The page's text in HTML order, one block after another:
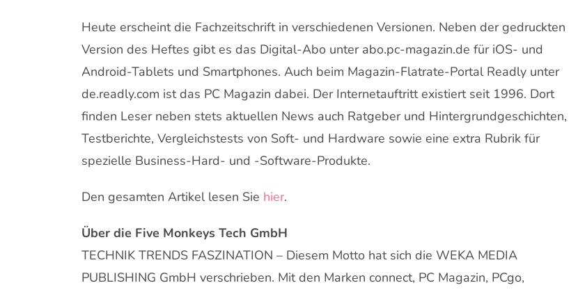
Heute erscheint die Fachzeitschrift in verschiedenen Versionen. Neben der gedruckten
Version des Heftes gibt es das Digital-Abo unter abo.pc-magazin.de für iOS- und
Android-Tablets und Smartphones. Auch beim Magazin-Flatrate-Portal Readly unter
de.readly.com ist das PC Magazin dabei. Der Internetauftritt existiert seit 1996. Dort
finden Leser neben stets aktuellen News auch Ratgeber und Hintergrundgeschichten,
Testberichte, Vergleichstests von Soft- und Hardware sowie eine extra Rubrik für
spezielle Business-Hard- und -Software-Produkte.
Den gesamten Artikel lesen Sie hier.
Über die Five Monkeys Tech GmbH
TECHNIK TRENDS FASZINATION – Diesem Motto hat sich die WEKA MEDIA
PUBLISHING GmbH verschrieben. Mit den Marken connect, PC Magazin, PCgo,